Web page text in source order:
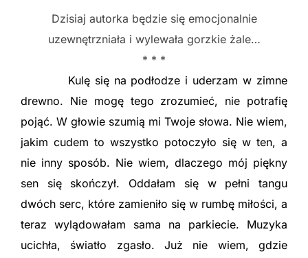
Dzisiaj autorka będzie się emocjonalnie
uzewnętrzniała i wylewała gorzkie żale…
* * *
Kulę się na podłodze i uderzam w zimne
drewno. Nie mogę tego zrozumieć, nie potrafię
pojąć. W głowie szumią mi Twoje słowa. Nie wiem,
jakim cudem to wszystko potoczyło się w ten, a
nie inny sposób. Nie wiem, dlaczego mój piękny
sen się skończył. Oddałam się w pełni tangu
dwóch serc, które zamieniło się w rumbę miłości, a
teraz wylądowałam sama na parkiecie. Muzyka
ucichła, światło zgasło. Już nie wiem, gdzie